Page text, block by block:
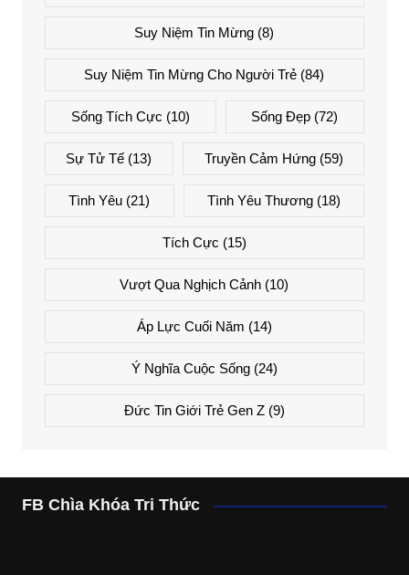
Suy Niệm Tin Mừng (8)
Suy Niệm Tin Mừng Cho Người Trẻ (84)
Sống Tích Cực (10) Sống Đẹp (72)
Sự Tử Tế (13) Truyền Cảm Hứng(59)
Tình Yêu (21) Tình Yêu Thương(18)
Tích Cực (15)
Vượt Qua Nghịch Cảnh (10)
Áp Lực Cuối Năm (14)
Ý Nghĩa Cuộc Sống(24)
Đức Tin Giới Trẻ Gen Z(9)
FB Chìa Khóa Tri Thức